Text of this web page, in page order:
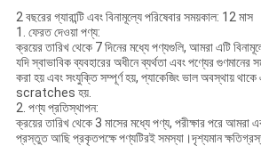
2 বছরের গ্যারান্টি এবং বিনামূল্যে পরিষেবার সময়কাল: 12 মাস
1. ফেরত দেওয়া পণ্য:
ক্রয়ের তারিখ থেকে 7 দিনের মধ্যে পণ্যগুলি, আমরা এটি
যদি স্বাভাবিক ব্যবহারের অধীনে ব্যর্থতা এবং পণ্যের গুণমানের
করা হয় এবং সংযুক্তি সম্পূর্ণ হয়, প্যাকেজিং ভাল অবস্থায় থাকে
scratches হয়.
2. পণ্য প্রতিস্থাপন:
ক্রয়ের তারিখ থেকে 3 মাসের মধ্যে পণ্য, পরীক্ষার পরে আমরা
প্রস্তুত আছি প্রকৃতপক্ষে পণ্যটিরই সমস্যা।দৃশ্যমান